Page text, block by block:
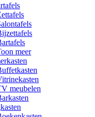
meer
meubelen